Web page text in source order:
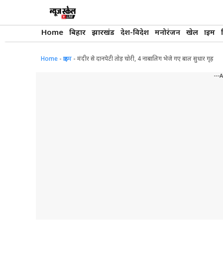
Home बिहार झारखंड देश-विदेश मनोरंजन खेल क्राइम
Home - क्राइम - मंदीर से दानपेटी तोड़ चोरी, 4 नाबालिग भेजे गए बाल सुधार गृह
---